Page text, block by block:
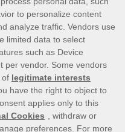
by the Malta Gaming
On Net Limited, Office
75, Abate Rigord
under the gaming
Authority (license
issued on 1 August